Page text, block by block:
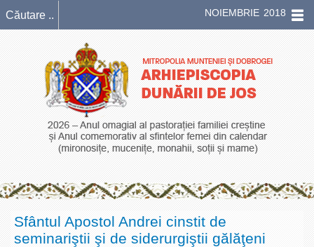
NOIEMBRIE 2018
Sfântul Apostol Andrei cinstit de
seminariştii şi de siderurgiştii gălăţeni